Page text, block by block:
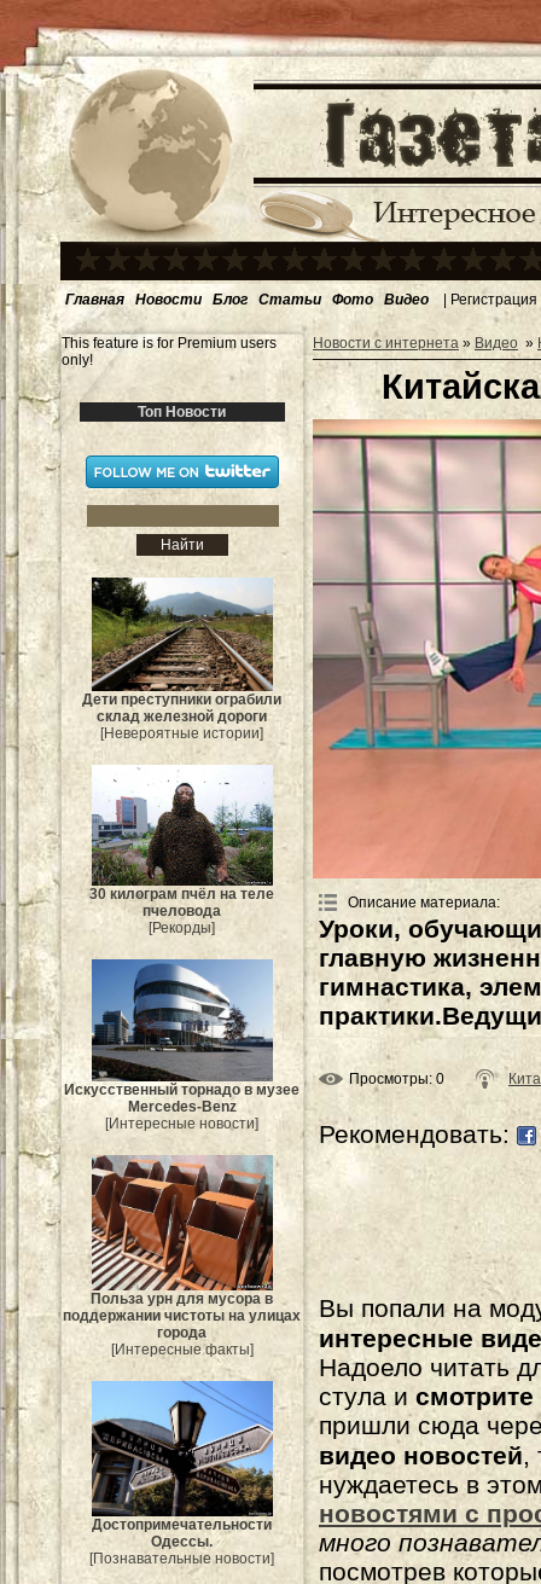
Главная Новости Блог Статьи Фото Видео | Регистрация
This feature is for Premium users
only!
Топ Новости
Дети преступники ограбили
склад железной дороги
[Невероятные истории]
30 килограм пчёл на теле
пчеловода
[Рекорды]
Искусственный торнадо в музее
Mercedes-Benz
[Интересные новости]
Польза урн для мусора в
поддержании чистоты на улицах
города
[Интересные факты]
Достопримечательности
Одессы.
[Познавательные новости]
Новости с интернета » Видео »
Описание материала:
Уроки,
главную
гимнастика,
Просмотры: 0
Рекомендовать:
Вы попали на
интересные
Надоело читать
стула и
пришли сюда
видео новостей,
нуждаетесь в
новостями с
много
посмотрев